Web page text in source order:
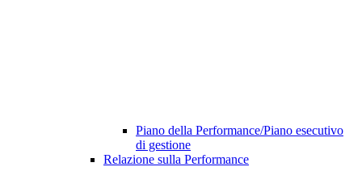
Piano della Performance/Piano esecutivo
di gestione
Relazione sulla Performance